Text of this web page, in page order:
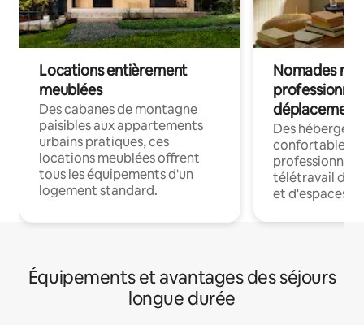
Locations entièrement
meublées
Des cabanes de montagne
paisibles aux appartements
urbains pratiques, ces
locations meublées offrent
tous les équipements d'un
logement standard.
Nomades
déplacement
Des
confortables
professionnels
télétravail
et d'espaces
Équipements et avantages des séjours
longue durée